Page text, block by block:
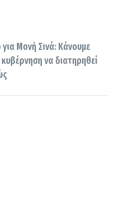
για Μονή Σινά: Κάνουμε
να διατηρηθεί